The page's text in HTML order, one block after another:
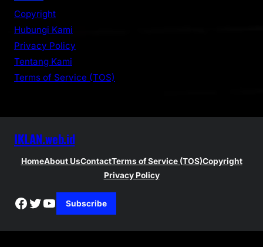
r
Copyright
Hubungi Kami
Privacy Policy
Tentang Kami
Terms of Service (TOS)
IKLAN.web.id
HomeAbout UsContactTerms of Service (TOS)Copyright
Privacy Policy
Facebook
Twitter
YouTube
Subscribe